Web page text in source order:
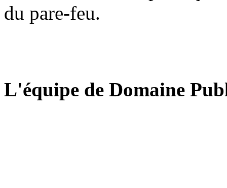
du pare-feu.
L'équipe de Domaine